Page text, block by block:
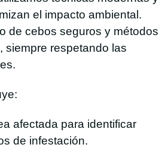
el impacto ambiental.
de cebos seguros y métodos
siempre respetando las
afectada para identificar
de infestación.